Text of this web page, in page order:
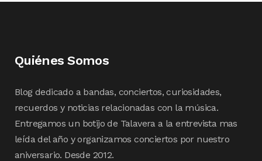
Quiénes Somos
Blog dedicado a bandas, conciertos, curiosidades,
recuerdos y noticias relacionadas con la música.
Entregamos un botijo de Talavera a la entrevista mas
leída del año y organizamos conciertos por nuestro
aniversario. Desde 2012.